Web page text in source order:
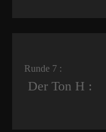
Runde 7 :
Der Ton H :